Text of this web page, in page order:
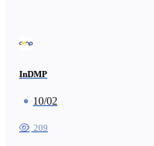
InDMP
10/02
209